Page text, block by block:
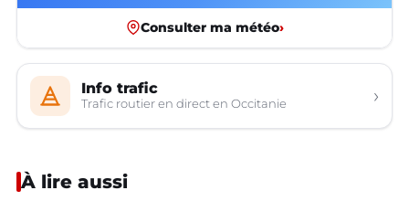
Consulter ma météo›
Info trafic
Trafic routier en direct en Occitanie ›
À lire aussi